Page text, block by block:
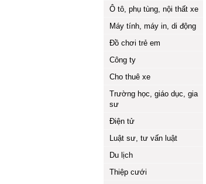
Ô tô, phụ tùng, nội thất xe
Máy tính, máy in, di động
Đồ chơi trẻ em
Công ty
Cho thuê xe
Trường học, giáo dục, gia
sư
Điện tử
Luật sư, tư vấn luật
Du lịch
Thiệp cưới